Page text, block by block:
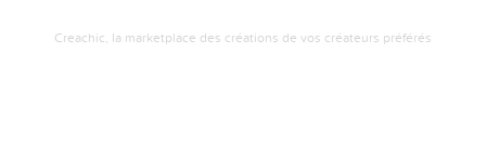
Creachic, la marketplace des créations de vos créateurs préférés